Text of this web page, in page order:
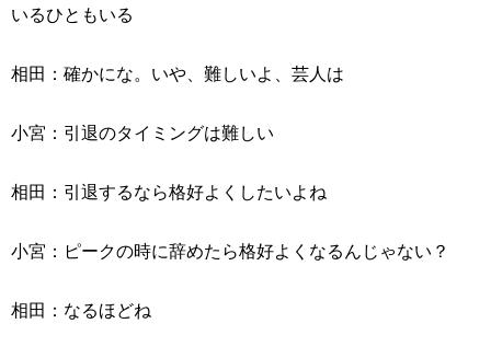
いるひともいる
相田：確かにな。いや、難しいよ、芸人は
小宮：引退のタイミングは難しい
相田：引退するなら格好よくしたいよね
小宮：ピークの時に辞めたら格好よくなるんじゃない？
相田：なるほどね